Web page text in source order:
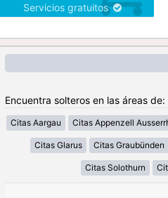
Servicios gratuitos
Encuentra solteros en las áreas de:
Citas Aargau Citas Appenzell
Citas Glarus Citas Graubünden
Citas Solothurn